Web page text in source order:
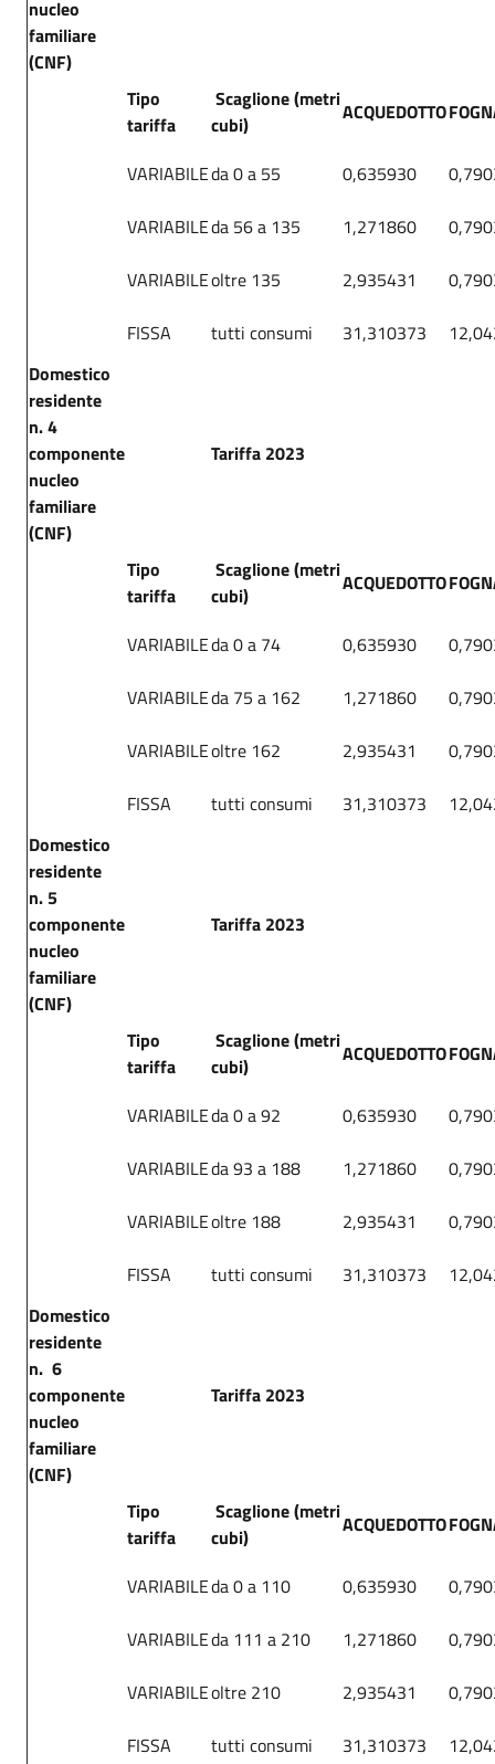
nucleo
familiare
(CNF)
Tipo
tariffa
Scaglione (metri
cubi)
ACQUEDOTTO
VARIABILEda 0 a 55 0,635930
VARIABILEda 56 a 135 1,271860
VARIABILEoltre 135 2,935431
FISSA
tutti consumi 31,310373
Domestico
residente
n. 4
componente
nucleo
familiare
(CNF)
Tariffa 2023
Tipo
tariffa
Scaglione (metri
cubi)
ACQUEDOTTO
VARIABILEda 0 a 74 0,635930
VARIABILEda 75 a 162 1,271860
VARIABILEoltre 162 2,935431
FISSA
tutti consumi 31,310373
Domestico
residente
n. 5
componente
nucleo
familiare
(CNF)
Tariffa 2023
Tipo
tariffa
Scaglione (metri
cubi)
ACQUEDOTTO
VARIABILEda 0 a 92 0,635930
VARIABILEda 93 a 188 1,271860
VARIABILEoltre 188 2,935431
FISSA
tutti consumi 31,310373
Domestico
residente
n. 6
componente
nucleo
familiare
(CNF)
Tariffa 2023
Tipo
tariffa
Scaglione (metri
cubi)
ACQUEDOTTO
VARIABILEda 0 a 110 0,635930
VARIABILEda 111 a 210 1,271860
VARIABILEoltre 210 2,935431
FISSA
tutti consumi 31,310373